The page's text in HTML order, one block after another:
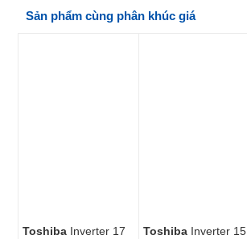
Sản phẩm cùng phân khúc giá
Toshiba Inverter 17
Toshiba Inverter 15